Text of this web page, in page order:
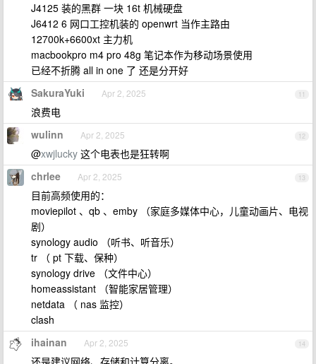
J4125 装的黑群 一块 16t 机械硬盘
J6412 6 网口工控机装的 openwrt 当作主路由
12700k+6600xt 主力机
macbookpro m4 pro 48g 笔记本作为移动场景使用
已经不折腾 all in one 了 还是分开好
11
SakuraYuki Apr 2, 2025
浪费电
12
wulinn Apr 2, 2025
@xwjlucky 这个电表也是狂转啊
13
chrlee Apr 2, 2025
目前高频使用的：
moviepilot 、qb 、emby （家庭多媒体中心，儿童动画片、电视
剧）
synology audio （听书、听音乐）
tr （ pt 下载、保种）
synology drive （文件中心）
homeassistant （智能家居管理）
netdata （ nas 监控）
clash
14
ihainan Apr 2, 2025
还是建议网络、存储和计算分离。